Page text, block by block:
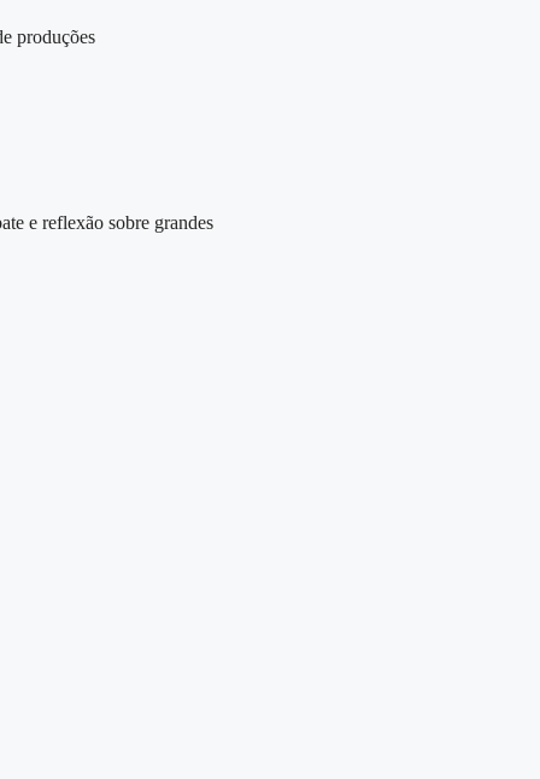
produções
e reflexão sobre grandes